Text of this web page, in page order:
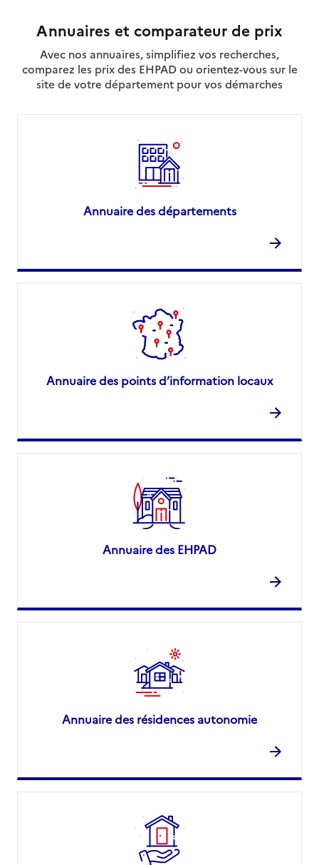
Annuaires et comparateur de prix
Avec nos annuaires, simplifiez vos recherches,
comparez les prix des EHPAD ou orientez-vous sur le
site de votre département pour vos démarches
Annuaire des départements
Annuaire des points d’information locaux
Annuaire des EHPAD
Annuaire des résidences autonomie